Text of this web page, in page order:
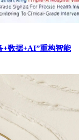
+数据+AI”重构智能